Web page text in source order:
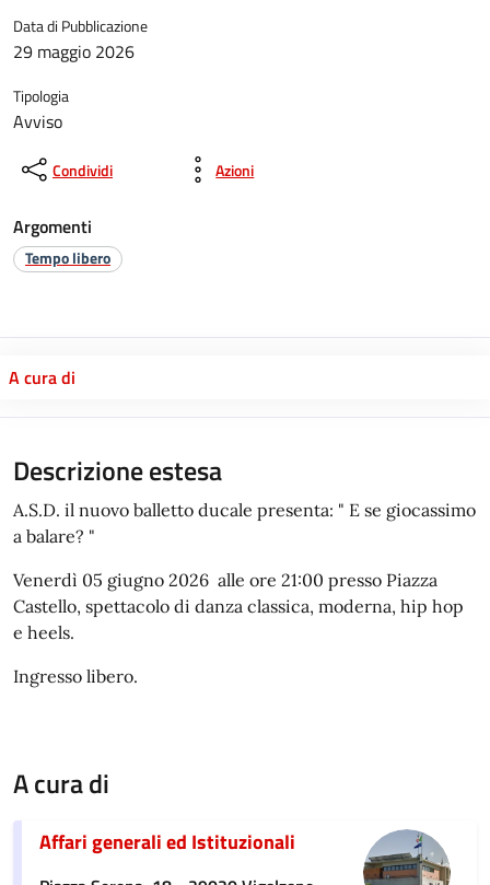
Data di Pubblicazione
29 maggio 2026
Tipologia
Avviso
Condividi Azioni
Argomenti
Tempo libero
A cura di
Descrizione estesa
A.S.D. il nuovo balletto ducale presenta: " E se giocassimo
a balare? "
Venerdì 05 giugno 2026 alle ore 21:00 presso Piazza
Castello, spettacolo di danza classica, moderna, hip hop
e heels.
Ingresso libero.
A cura di
Affari generali ed Istituzionali